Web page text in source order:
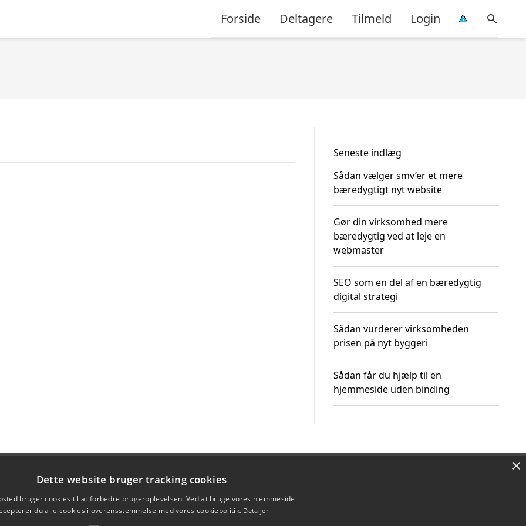
Forside Deltagere Tilmeld Login
Seneste indlæg
Sådan vælger smv’er et mere
bæredygtigt nyt website
Gør din virksomhed mere
bæredygtig ved at leje en
webmaster
SEO som en del af en bæredygtig
digital strategi
Sådan vurderer virksomheden
prisen på nyt byggeri
Sådan får du hjælp til en
hjemmeside uden binding
×
Dette website bruger tracking cookies
bruger cookies til at forbedre brugeroplevelsen. Ved at bruge vores hjemmeside
du alle cookies i overensstemmelse med vores cookiepolitik. Detaljer